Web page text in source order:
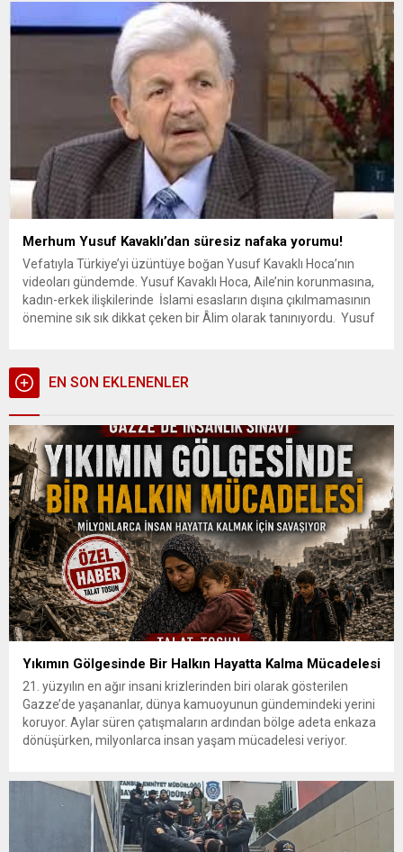
Merhum Yusuf Kavaklı’dan süresiz nafaka yorumu!
Vefatıyla Türkiye’yi üzüntüye boğan Yusuf Kavaklı Hoca’nın
videoları gündemde. Yusuf Kavaklı Hoca, Aile’nin korunmasına,
kadın-erkek ilişkilerinde İslami esasların dışına çıkılmamasının
önemine sık sık dikkat çeken bir Âlim olarak tanınıyordu. Yusuf
İslam’a aykırı olduğunun, süresiz nafaka...
EN SON EKLENENLER
Yıkımın Gölgesinde Bir Halkın Hayatta Kalma Mücadelesi
21. yüzyılın en ağır insani krizlerinden biri olarak gösterilen
Gazze’de yaşananlar, dünya kamuoyunun gündemindeki yerini
koruyor. Aylar süren çatışmaların ardından bölge adeta enkaza
dönüşürken, milyonlarca insan yaşam mücadelesi veriyor.
insani dramın boyutlarını gözler önüne seriyor. Gazze...